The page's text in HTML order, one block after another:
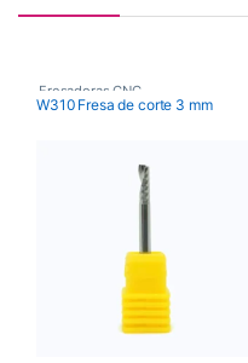
Fresadoras CNC
W310 Fresa de corte 3 mm